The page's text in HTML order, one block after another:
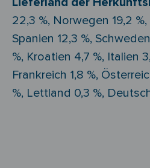
22,3 %, Norwegen 19,2
Spanien 12,3 %,
%, Kroatien 4,7 %, Italien
Frankreich 1,8 %,
%, Lettland 0,3 %,